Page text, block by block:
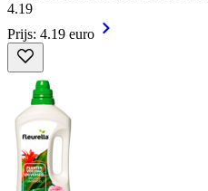
4.19
Prijs: 4.19 euro